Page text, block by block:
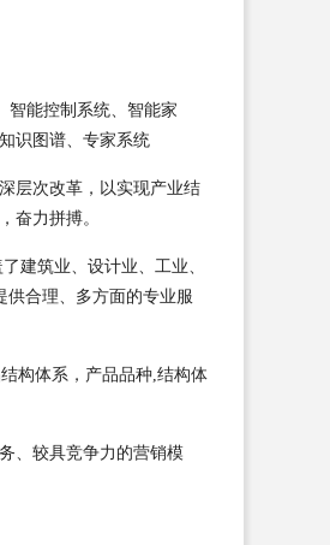
智能控制系统、智能家
识图谱、专家系统
层次改革，以实现产业结
奋力拼搏。
建筑业、设计业、工业、
供合理、多方面的专业服
构体系，产品品种,结构体
、较具竞争力的营销模